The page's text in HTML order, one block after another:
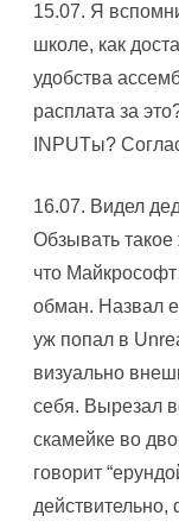
15.07. Я
школе, как
удобства
расплата за
INPUTы?
16.07. Видел
Обзывать
что
обман. Hазвал
уж попал в
визуально
себя. Вырезал
скамейке во
говорит